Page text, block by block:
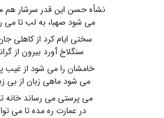
نشأه حسن این قدر سرشار هم
می شود صهبا، به لب تا می
سختی ایام کرد از کاهلی
سنگلاخ آورد بیرون از
خامشان را می شود از غیب
می شود ماهی زبان از بی
می پرستی می رساند خانه
در عمارت ره مده تا می